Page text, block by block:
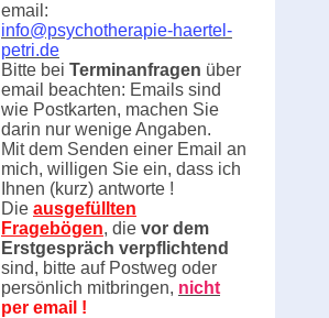
email:
info@psychotherapie-haertel-
petri.de
Bitte bei Terminanfragen über
email beachten: Emails sind
wie Postkarten, machen Sie
darin nur wenige Angaben.
Mit dem Senden einer Email an
mich, willigen Sie ein, dass ich
Ihnen (kurz) antworte !
Die ausgefüllten
Fragebögen, die vor dem
Erstgespräch verpflichtend
sind, bitte auf Postweg oder
persönlich mitbringen, nicht
per email !